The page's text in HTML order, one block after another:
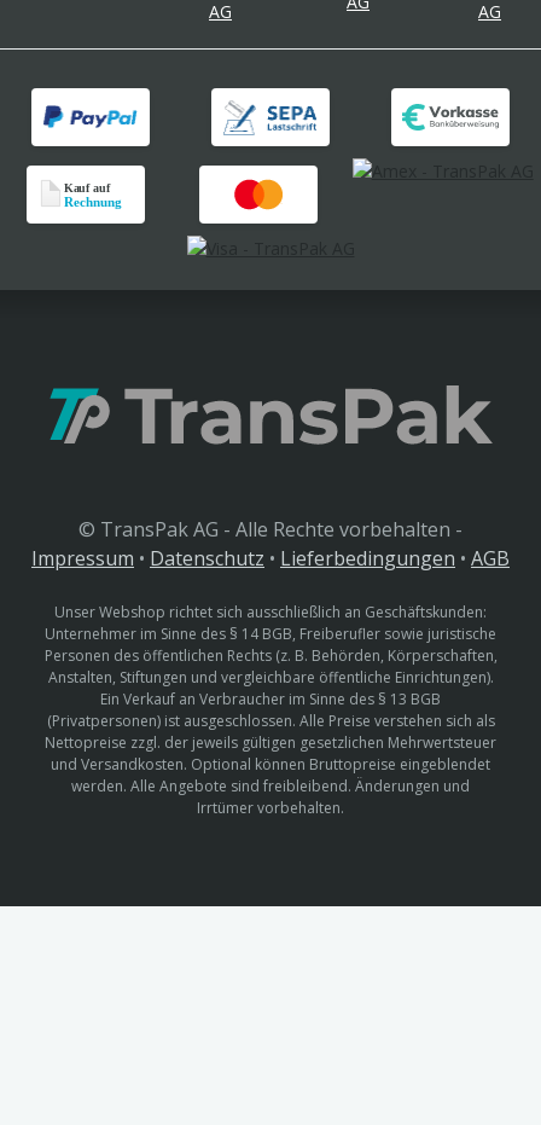
© TransPak AG - Alle Rechte vorbehalten -
Impressum • Datenschutz • Lieferbedingungen • AGB
Unser Webshop richtet sich ausschließlich an Geschäftskunden:
Unternehmer im Sinne des § 14 BGB, Freiberufler sowie juristische
Personen des öffentlichen Rechts (z. B. Behörden, Körperschaften,
Anstalten, Stiftungen und vergleichbare öffentliche Einrichtungen).
Ein Verkauf an Verbraucher im Sinne des § 13 BGB
(Privatpersonen) ist ausgeschlossen. Alle Preise verstehen sich als
Nettopreise zzgl. der jeweils gültigen gesetzlichen Mehrwertsteuer
und Versandkosten. Optional können Bruttopreise eingeblendet
werden. Alle Angebote sind freibleibend. Änderungen und
Irrtümer vorbehalten.